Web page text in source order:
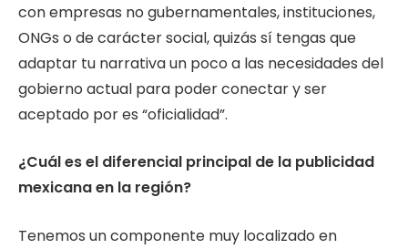
con empresas no gubernamentales, instituciones,
ONGs o de carácter social, quizás sí tengas que
adaptar tu narrativa un poco a las necesidades del
gobierno actual para poder conectar y ser
aceptado por es “oficialidad”.
¿Cuál es el diferencial principal de la publicidad
mexicana en la región?
Tenemos un componente muy localizado en